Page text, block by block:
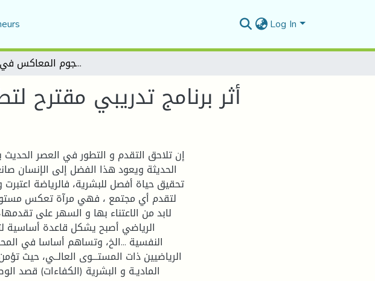
Log In
أثر برنامج تدريبي مقترح لتطوير سرعة الهجوم المعاكس في كرة اليد
أثر برنامج تدريبي
إن تلاحق التقدم و التطور في العصر
الحديثة ويعود هذا الفضل إلى الإنسان
تحقيق حياة أفصل للبشرية، فالرياضة اعتبرت
لتقدم أي مجتمع ، فهي مرآة تعكس
لابد من الاعتناء بها و السهر على
الرياضي أصبح يشكل قاعدة أساسية
النفسية ...الخ، وتساهم أساسا في
الرياضيين ذات المستـــوى العالــي، حيث
الماديـة و البشرية (الكفاءات) قصد